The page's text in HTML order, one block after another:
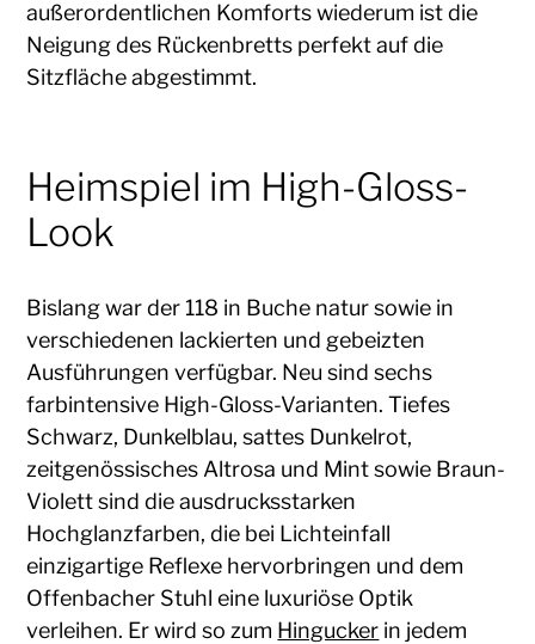
außerordentlichen Komforts wiederum ist die
Neigung des Rückenbretts perfekt auf die
Sitzfläche abgestimmt.
Heimspiel im High-Gloss-
Look
Bislang war der 118 in Buche natur sowie in
verschiedenen lackierten und gebeizten
Ausführungen verfügbar. Neu sind sechs
farbintensive High-Gloss-Varianten. Tiefes
Schwarz, Dunkelblau, sattes Dunkelrot,
zeitgenössisches Altrosa und Mint sowie Braun-
Violett sind die ausdrucksstarken
Hochglanzfarben, die bei Lichteinfall
einzigartige Reflexe hervorbringen und dem
Offenbacher Stuhl eine luxuriöse Optik
verleihen. Er wird so zum Hingucker in jedem